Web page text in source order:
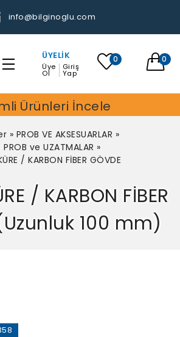
info@bilginoglu.com
ÜYELIK
Üye
Ol
Giriş
Yap
0 0
Ürünleri İncele
» PROB VE AKSESUARLAR »
ve UZATMALAR »
/ KARBON FİBER GÖVDE
/ KARBON FİBER
100 mm)